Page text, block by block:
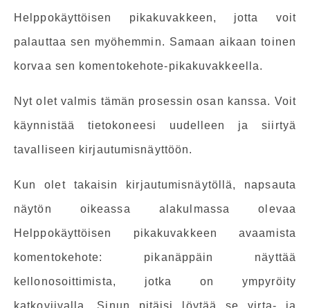
Helppokäyttöisen pikakuvakkeen, jotta voit
palauttaa sen myöhemmin. Samaan aikaan toinen
korvaa sen komentokehote-pikakuvakkeella.
Nyt olet valmis tämän prosessin osan kanssa. Voit
käynnistää tietokoneesi uudelleen ja siirtyä
tavalliseen kirjautumisnäyttöön.
Kun olet takaisin kirjautumisnäytöllä, napsauta
näytön oikeassa alakulmassa olevaa
Helppokäyttöisen pikakuvakkeen avaamista
komentokehote: pikanäppäin näyttää
kellonosoittimista, jotka on ympyröity
katkoviivalla. Sinun pitäisi löytää se virta- ja